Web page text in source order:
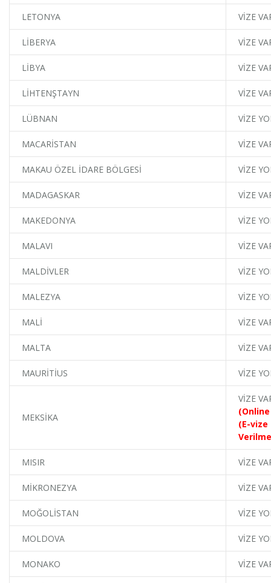
LETONYA VİZE
LİBERYA VİZE
LİBYA VİZE
LİHTENŞTAYN VİZE
LÜBNAN VİZE
MACARİSTAN VİZE
MAKAU ÖZEL İDARE BÖLGESİ VİZE
MADAGASKAR VİZE
MAKEDONYA VİZE
MALAVI VİZE
MALDİVLER VİZE
MALEZYA VİZE
MALİ VİZE
MALTA VİZE
MAURİTİUS VİZE
MEKSİKA
VİZE
(E-vize
MISIR VİZE
MİKRONEZYA VİZE
MOĞOLİSTAN VİZE
MOLDOVA VİZE
MONAKO VİZE